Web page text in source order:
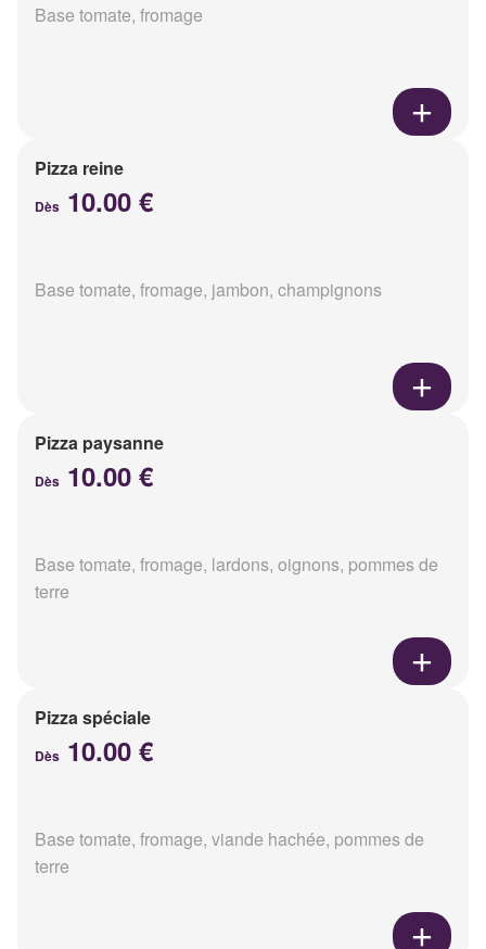
Base tomate, fromage
Pizza reine
Dès 10.00 €
Base tomate, fromage, jambon, champignons
Pizza paysanne
Dès 10.00 €
Base tomate, fromage, lardons, oignons, pommes de
terre
Pizza spéciale
Dès 10.00 €
Base tomate, fromage, viande hachée, pommes de
terre